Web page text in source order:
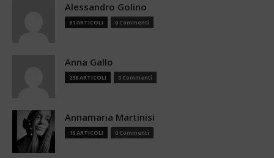
Alessandro Golino
81 ARTICOLI 0 Commenti
Anna Gallo
238 ARTICOLI 0 Commenti
Annamaria Martinisi
16 ARTICOLI 0 Commenti